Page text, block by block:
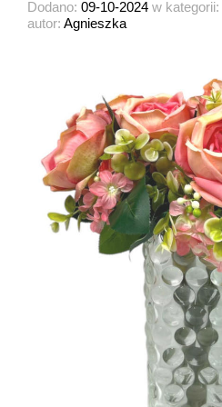
Dodano: 09-10-2024 w kategorii:
autor: Agnieszka